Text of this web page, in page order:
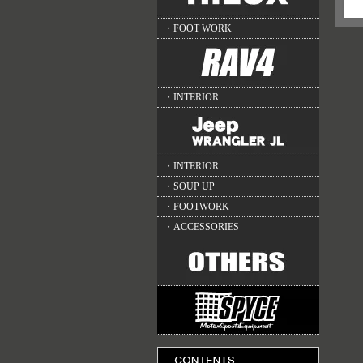
・FOOT WORK
・INTERIOR
・INTERIOR
・SOUP UP
・FOOTWORK
・ACCESSORIES